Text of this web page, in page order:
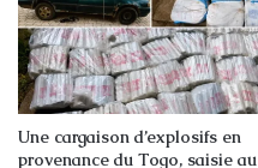
Une cargaison d’explosifs en
provenance du Togo, saisie au